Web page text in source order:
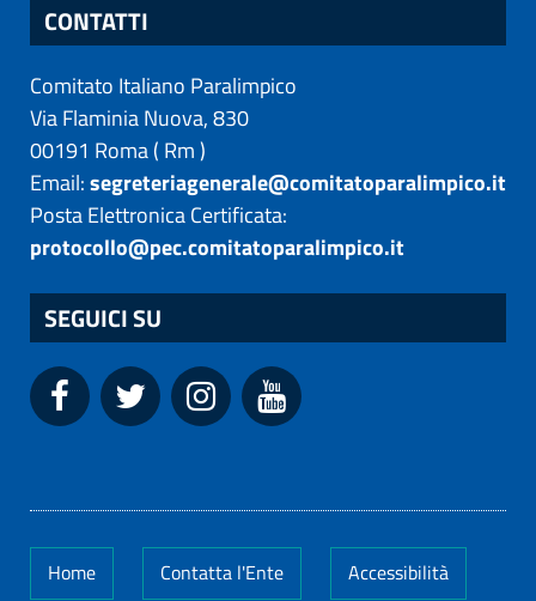
CONTATTI
Comitato Italiano Paralimpico
Via Flaminia Nuova, 830
00191 Roma( Rm)
Email:segreteriagenerale@comitatoparalimpico.it
Posta Elettronica Certificata:
protocollo@pec.comitatoparalimpico.it
SEGUICI SU
Home Contatta l'Ente Accessibilità